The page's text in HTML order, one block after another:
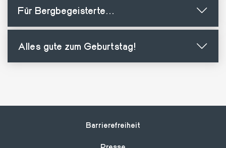
Für Bergbegeisterte...
Alles gute zum Geburtstag!
Footer
Barrierefreiheit